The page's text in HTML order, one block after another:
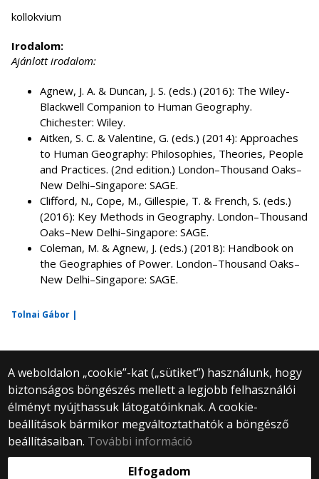
kollokvium
Irodalom:
Ajánlott irodalom:
Agnew, J. A. & Duncan, J. S. (eds.) (2016): The Wiley-
Blackwell Companion to Human Geography.
Chichester: Wiley.
Aitken, S. C. & Valentine, G. (eds.) (2014): Approaches
to Human Geography: Philosophies, Theories, People
and Practices. (2nd edition.) London–Thousand Oaks–
New Delhi–Singapore: SAGE.
Clifford, N., Cope, M., Gillespie, T. & French, S. (eds.)
(2016): Key Methods in Geography. London–Thousand
Oaks–New Delhi–Singapore: SAGE.
Coleman, M. & Agnew, J. (eds.) (2018): Handbook on
the Geographies of Power. London–Thousand Oaks–
New Delhi–Singapore: SAGE.
Tolnai Gábor |
A weboldalon „cookie”-kat („sütiket”) használunk, hogy
biztonságos böngészés mellett a legjobb felhasználói
élményt nyújthassuk látogatóinknak. A cookie-
beállítások bármikor megváltoztathatók a böngésző
beállításaiban. További információ
Elfogadom
© 2025 Eötvös Loránd Tudományegyetem
Minden jog fenntartva.
1053 Budapest, Egyetem tér 1–3.
Központi telefonszám: +36 1 411 6500
Webfejlesztés: